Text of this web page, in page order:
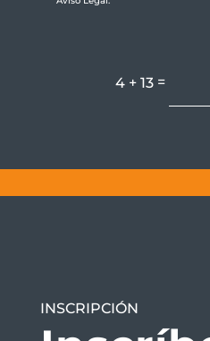
4 + 13 =
INSCRIPCIÓN